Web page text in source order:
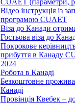
CUAET (параметри,
Відео інструкція із
програмою CUAET
Віза до Канади
Гостьова віза до
Покрокове
прибуття в Канаду
2024
Робота в Канаді
Безкоштовне
Канаді
Провінція Квебек –